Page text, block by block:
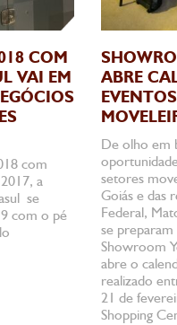
COM
VAI EM
com
a
se
com o pé
ABRE
De olho em
setores
Goiás e das
Federal,
se preparam
Showroom
abre o
realizado
21 de
Shopping